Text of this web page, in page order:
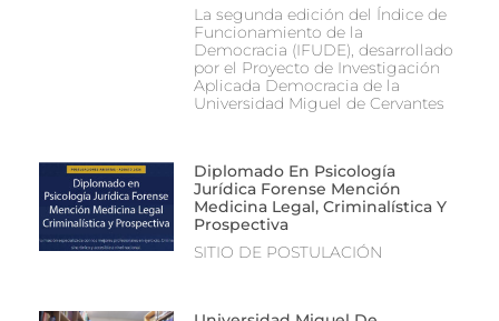
La segunda edición del Índice de
Funcionamiento de la
Democracia (IFUDE), desarrollado
por el Proyecto de Investigación
Aplicada Democracia de la
Universidad Miguel de Cervantes
Diplomado En Psicología
Jurídica Forense Mención
Medicina Legal, Criminalística Y
Prospectiva
SITIO DE POSTULACIÓN